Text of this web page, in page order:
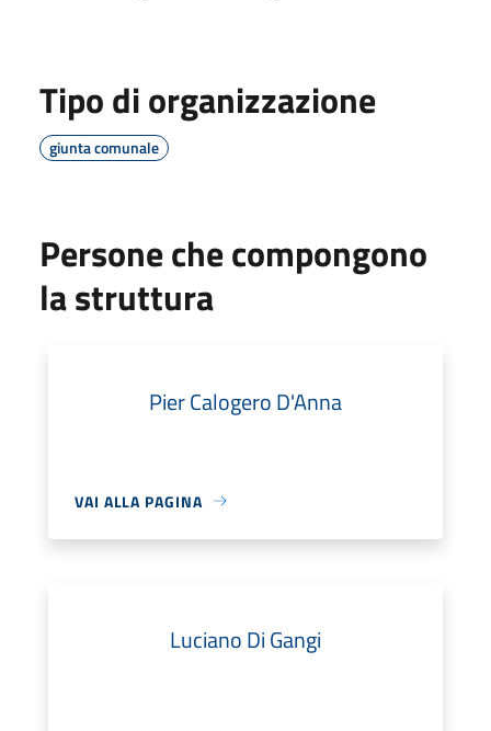
Tipo di organizzazione
giunta comunale
Persone che compongono
la struttura
Pier Calogero D'Anna
VAI ALLA PAGINA
Luciano Di Gangi